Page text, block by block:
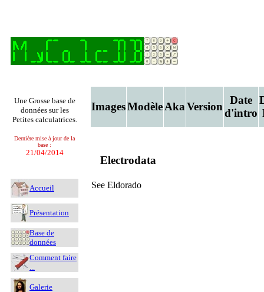
Une Grosse base de
données sur les
Petites calculatrices.
Dernière mise à jour de la
base :
21/04/2014
Accueil
Présentation
Base de
données
Comment faire
...
Galerie
ImagesModèleAkaVersion
Date
d'intro
Electrodata
See Eldorado